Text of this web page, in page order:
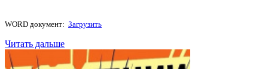
WORD документ: Загрузить
Читать дальше